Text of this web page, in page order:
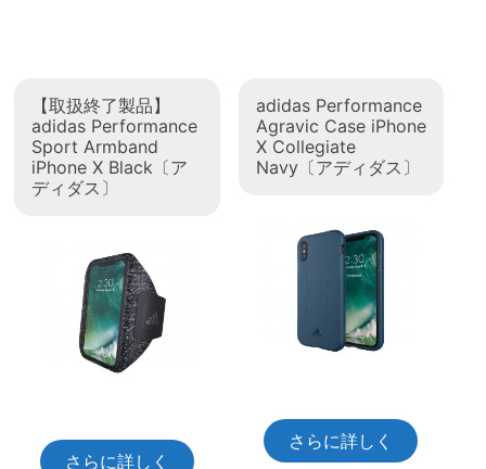
【取扱終了製品】
adidas Performance
Sport Armband
iPhone X Black〔ア
ディダス〕
さらに詳しく
adidas Performance
Agravic Case iPhone
X Collegiate
Navy〔アディダス〕
さらに詳しく